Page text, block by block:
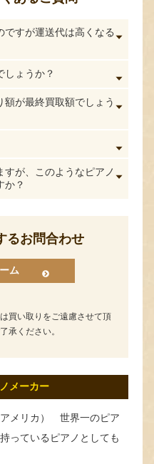
ですが運送代は高くなる
しょうか？
が最終買取額でしょう
が、このようなピアノ
か？
るお問合わせ
ム
買い取りをご遠慮させて頂
承ください。
メーカー
メリカ） 世界一のピア
っているピアノとしても